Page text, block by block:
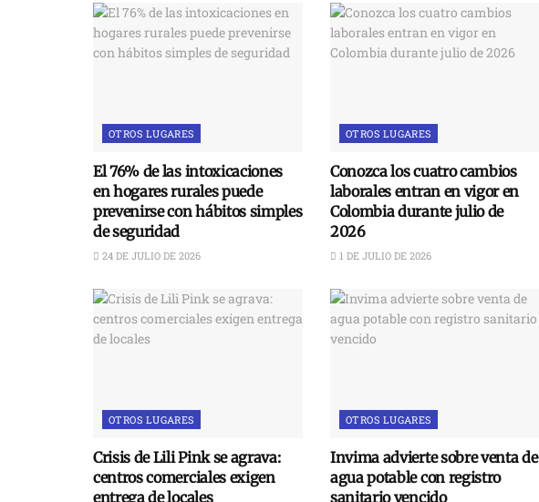
OTROS LUGARES
El 76% de las intoxicaciones
en hogares rurales puede
prevenirse con hábitos simples
de seguridad
24 DE JULIO DE 2026
OTROS LUGARES
Conozca los cuatro cambios
laborales entran en vigor en
Colombia durante julio de
2026
1 DE JULIO DE 2026
OTROS LUGARES
Crisis de Lili Pink se agrava:
centros comerciales exigen
entrega de locales
OTROS LUGARES
Invima advierte sobre venta de
agua potable con registro
sanitario vencido